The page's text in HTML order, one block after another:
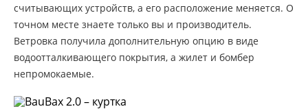
считывающих устройств, а его расположение меняется. О
точном месте знаете только вы и производитель.
Ветровка получила дополнительную опцию в виде
водоотталкивающего покрытия, а жилет и бомбер
непромокаемые.